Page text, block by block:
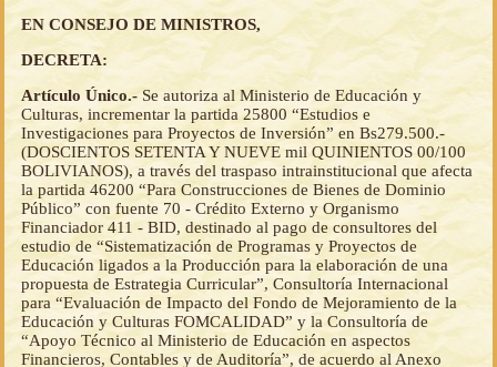
EN CONSEJO DE MINISTROS,
DECRETA:
Artículo Único.- Se autoriza al Ministerio de Educación y
Culturas, incrementar la partida 25800 “Estudios e
Investigaciones para Proyectos de Inversión” en Bs279.500.-
(DOSCIENTOS SETENTA Y NUEVE mil QUINIENTOS 00/100
BOLIVIANOS), a través del traspaso intrainstitucional que afecta
la partida 46200 “Para Construcciones de Bienes de Dominio
Público” con fuente 70 - Crédito Externo y Organismo
Financiador 411 - BID, destinado al pago de consultores del
estudio de “Sistematización de Programas y Proyectos de
Educación ligados a la Producción para la elaboración de una
propuesta de Estrategia Curricular”, Consultoría Internacional
para “Evaluación de Impacto del Fondo de Mejoramiento de la
Educación y Culturas FOMCALIDAD” y la Consultoría de
“Apoyo Técnico al Ministerio de Educación en aspectos
Financieros, Contables y de Auditoría”, de acuerdo al Anexo